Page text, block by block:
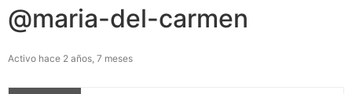
@maria-del-carmen
Activo hace 2 años, 7 meses